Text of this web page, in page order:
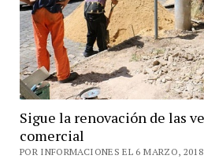
Sigue la renovación de las
comercial
POR INFORMACIONES EL 6 MARZO,